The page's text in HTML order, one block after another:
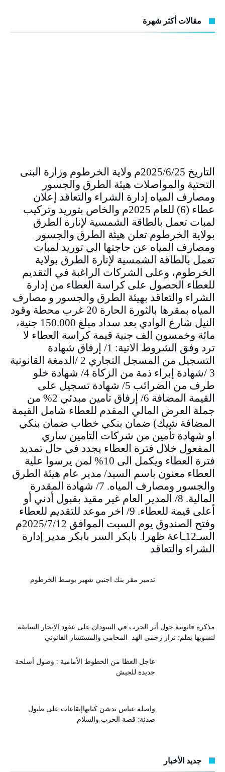
مقالات أكثر شهرة
التاريخ 2025/6/25م ولاية الخرطوم وزارة البنى
التحتية والمواصلات هيئة الطرق والجسور
ومصارف المياه إدارة الشراء والتعاقد إعلان
عطاء (6) للعام 2025م والخاص بتوريد وتركيب
لمبات تعمل بالطاقة الشمسية لإنارة الطرق
بولاية الخرطوم تعلن هيئة الطرق والجسور
ومصارف المياه عن حاجتها الي توريد لمبات
تعمل بالطاقة الشمسية لإنارة الطرق بولاية
الخرطوم، وعلى الشركات الراغبة في التقديم
للعطاء الحصول على كراسة العطاء من إدارة
الشراء والتعاقد بهيئة الطرق والجسور و مصارف
المياه بمقرها بالثورة الحارة 20 غرب محطة وقود
النيل شارع الوادي بعد سداد مبلغ 150.000 جنية،
مائة وخمسون الف جنية قيمة كراسة العطاء لا
ترد وفق الشروط الاتية: 1/ إرفاق شهادة
التسجيل من المسجل التجاري 2 /الدمغة القانونية
3 /شهادة إبراء ذمة من الزكاة 4/ شهادة خلو
طرف من الضرائب 5/ شهادة تسجيل على
القيمة المضافة 6/ إرفاق تامين مبدئي 2% من
جملة العرض المالي المقدم للعطاء شامل القيمة
المضافة شيك) ضمان بنكي خطاب ضمان بنكي
او شهادة تأمين من شركات التامين ساري
المفعول خلال فترة العطاء يجدد في حال تمديد
فترة العطاء ويكمل الى 10% لمن يرسوا علية
العطاء معنون باسم السيد/ مدير عام هيئة الطرق
والجسور ومصارف المياه. 7/ شهادة المقدرة
المالية. 8/ المدير العام غير مقيد بقبول أدني أو
أعلى قيمة للعطاء. 9/ اخر موعد للتقديم للعطاء
وفتح الصندوق يوم السبت الموافق 2025/7/12م
السـ12ـاعة ظهرا. بابكر السر بابكر مدير إدارة
الشراء والتعاقد
تدمير مقر بنك اجنبي شهير بوسط الخرطوم
مذكرة قانونية حول أثر الحرب في السودان على عقود الإيجار السابقة
لنشوبها بقلم: نزار رحمي الهد المحامي والمستشار القانوني
عاجل العطا من الخطوط الأمامية : وصول أسلحة
جديدة للجيش
واصلة عباس تدشن كتابهاإيقاعات على طبول
صدئة: قصة الحرب والسلام
جديد الأخبار